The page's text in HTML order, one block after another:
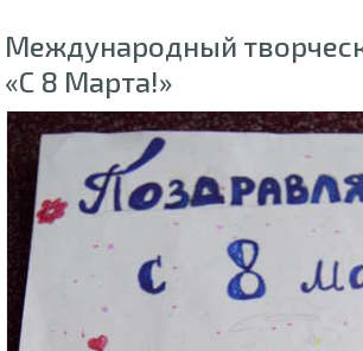
Международный
«С 8 Марта!»